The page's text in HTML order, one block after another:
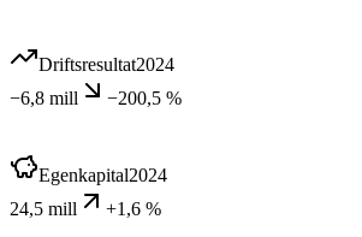
Driftsresultat2024
−6,8 mill
−200,5 %
Egenkapital2024
24,5 mill
+1,6 %